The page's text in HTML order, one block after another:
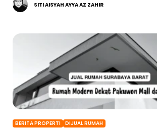
SITI AISYAH AYYA AZ ZAHIR
BERITA PROPERTI DIJUAL RUMAH